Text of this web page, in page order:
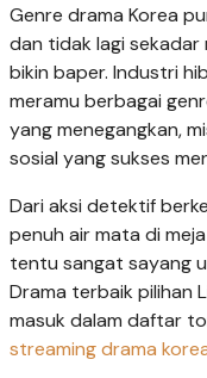
Genre drama Korea
dan tidak lagi sekadar
bikin baper. Industri
meramu berbagai
yang menegangkan,
sosial yang sukses
Dari aksi detektif
penuh air mata di
tentu sangat sayang
Drama terbaik pilihan
masuk dalam daftar
streaming drama